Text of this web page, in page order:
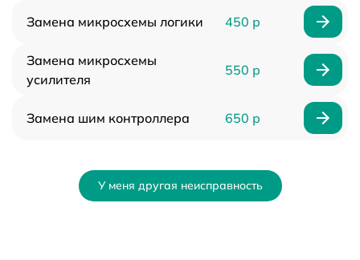
Замена микросхемы логики 450 р
Замена микросхемы
усилителя
550 р
Замена шим контроллера 650 р
У меня другая неисправность